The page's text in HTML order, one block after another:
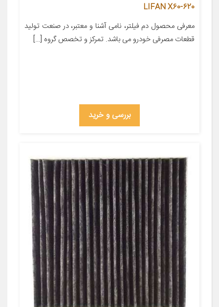
LIFAN X60-620
معرفی محصول دم فیلتر، نامی آشنا و معتبر، در صنعت تولید
قطعات مصرفی خودرو می باشد. تمرکز و تخصص گروه […]
بررسی و خرید